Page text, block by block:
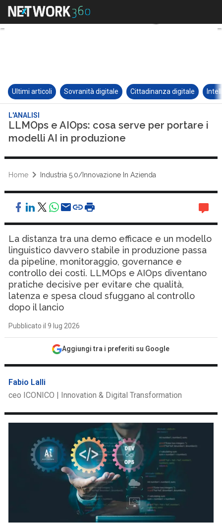
Ultimi articoli Sovranità digitale Cittadinanza digitale
L'ANALISI
LLMOps e AIOps: cosa serve per portare i
modelli AI in produzione
Home Industria 5.0/Innovazione In Azienda
La distanza tra una demo efficace e un modello
linguistico davvero stabile in produzione passa
da pipeline, monitoraggio, governance e
controllo dei costi. LLMOps e AIOps diventano
pratiche decisive per evitare che qualità,
latenza e spesa cloud sfuggano al controllo
dopo il lancio
Pubblicato il 9 lug 2026
Aggiungi tra i preferiti su Google
Fabio Lalli
ceo ICONICO | Innovation & Digital Transformation